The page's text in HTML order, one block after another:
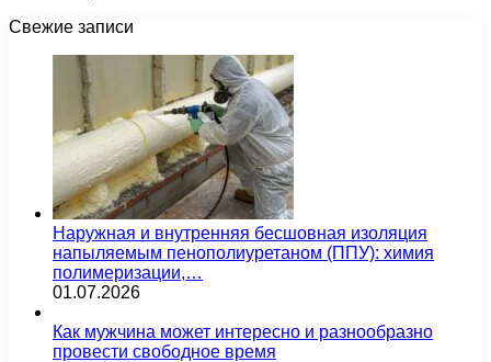
Свежие записи
Наружная и внутренняя бесшовная изоляция
напыляемым пенополиуретаном (ППУ): химия
полимеризации,…
01.07.2026
Как мужчина может интересно и разнообразно
провести свободное время